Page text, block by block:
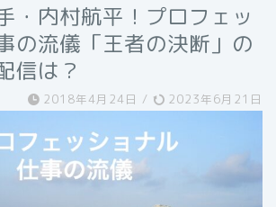
・内村航平！プロフェッ
の流儀「王者の決断」の
信は？
2018年4月24日 / 2023年6月21日